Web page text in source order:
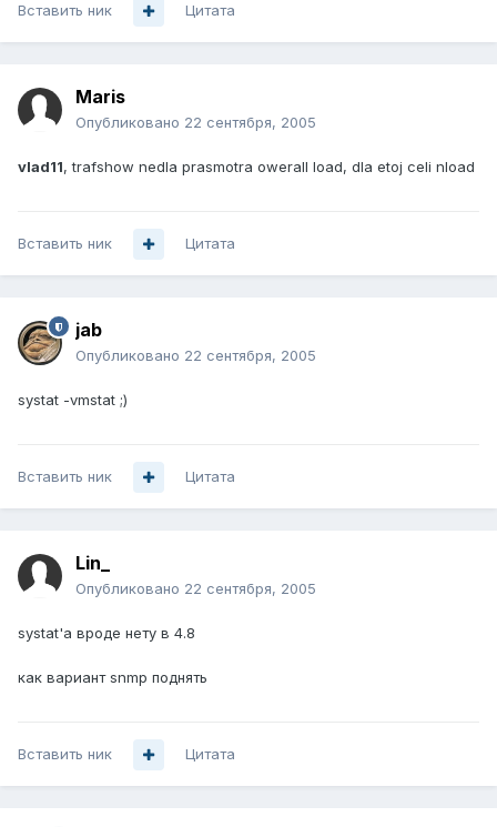
Вставить ник Цитата
Maris
Опубликовано 22 сентября, 2005
vlad11, trafshow nedla prasmotra owerall load, dla etoj celi nload
Вставить ник Цитата
jab
Опубликовано 22 сентября, 2005
systat -vmstat ;)
Вставить ник Цитата
Lin_
Опубликовано 22 сентября, 2005
systat'а вроде нету в 4.8
как вариант snmp поднять
Вставить ник Цитата